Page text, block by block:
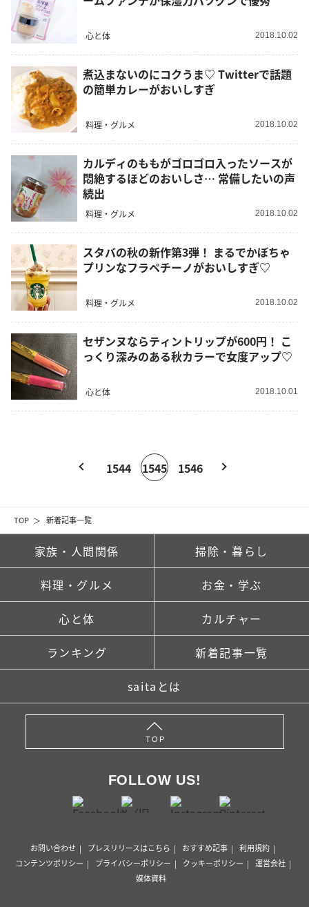
TOP 新着記事一覧
心と体 2018.10.02
煮込まないのにコクうま♡ Twitterで話題
の簡単カレーがおいしすぎ
料理・グルメ 2018.10.02
カルディのももがゴロゴロ入ったソースが
悶絶するほどのおいしさ… 常備したいの声
続出
料理・グルメ 2018.10.02
スタバの秋の新作第3弾！ まるでかぼちゃ
プリンなフラペチーノがおいしすぎ♡
料理・グルメ 2018.10.02
セザンヌならティントリップが600円！ こ
っくり深みのある秋カラーで女度アップ♡
心と体 2018.10.01
1544 1545 1546
家族・人間関係 掃除・暮らし
料理・グルメ お金・学ぶ
心と体 カルチャー
ランキング 新着記事一覧
saitaとは
TOP
FOLLOW US!
お問い合わせ プレスリリースはこちら おすすめ記事
利用規約
コンテンツポリシー
プライバシーポリシー クッキーポリシー
運営会社
媒体資料